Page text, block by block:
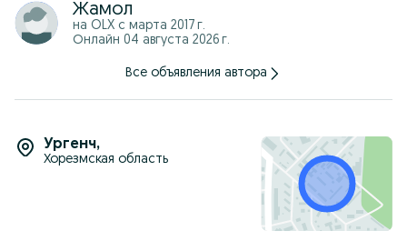
Жамол
на OLX с марта 2017 г.
Онлайн 04 августа 2026 г.
Все объявления автора
Ургенч,
Хорезмская область